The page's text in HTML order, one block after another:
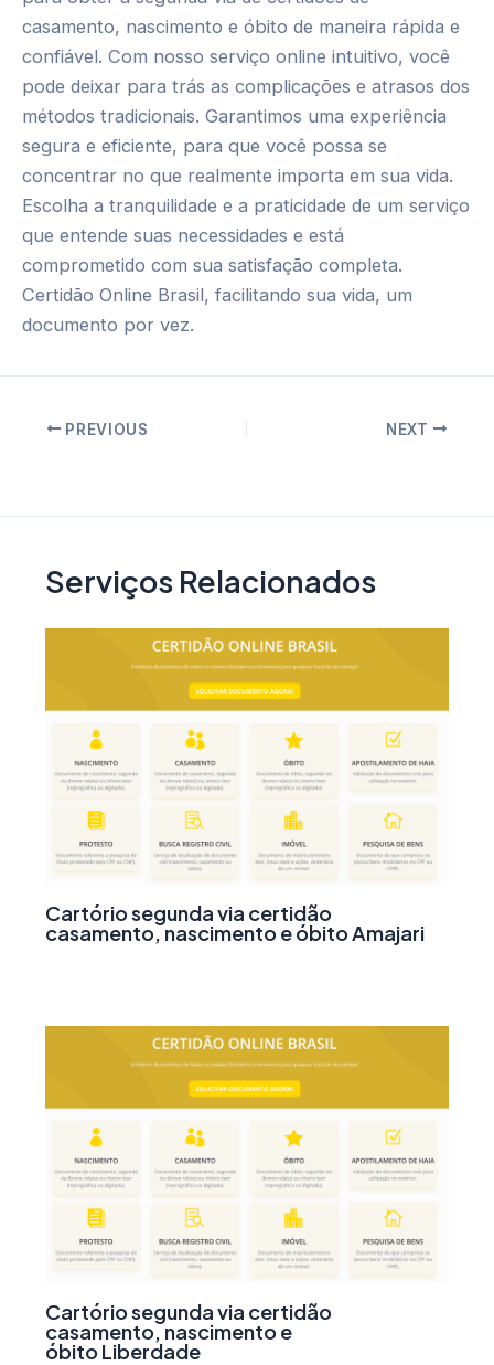
casamento, nascimento e óbito de maneira rápida e
confiável. Com nosso serviço online intuitivo, você
pode deixar para trás as complicações e atrasos dos
métodos tradicionais. Garantimos uma experiência
segura e eficiente, para que você possa se
concentrar no que realmente importa em sua vida.
Escolha a tranquilidade e a praticidade de um serviço
que entende suas necessidades e está
comprometido com sua satisfação completa.
Certidão Online Brasil, facilitando sua vida, um
documento por vez.
PostPREVIOUS NEXT
Serviços Relacionados
Cartório segunda via certidão
casamento, nascimento e óbito Amajari
Cartório segunda via certidão
casamento, nascimento e
óbito Liberdade